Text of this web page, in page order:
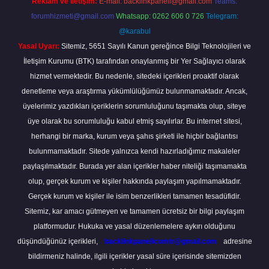
forumhizmeti@gmail.com Whatsapp: 0262 606 0 726 Telegram:
@karabul
Yasal Uyarı: Sitemiz, 5651 Sayılı Kanun gereğince Bilgi Teknolojileri ve
İletişim Kurumu (BTK) tarafından onaylanmış bir Yer Sağlayıcı olarak
hizmet vermektedir. Bu nedenle, sitedeki içerikleri proaktif olarak
denetleme veya araştırma yükümlülüğümüz bulunmamaktadır. Ancak,
üyelerimiz yazdıkları içeriklerin sorumluluğunu taşımakta olup, siteye
üye olarak bu sorumluluğu kabul etmiş sayılırlar. Bu internet sitesi,
herhangi bir marka, kurum veya şahıs şirketi ile hiçbir bağlantısı
bulunmamaktadır. Sitede yalnızca kendi hazırladığımız makaleler
paylaşılmaktadır. Burada yer alan içerikler haber niteliği taşımamakta
olup, gerçek kurum ve kişiler hakkında paylaşım yapılmamaktadır.
Gerçek kurum ve kişiler ile isim benzerlikleri tamamen tesadüfidir.
Sitemiz, kar amacı gütmeyen ve tamamen ücretsiz bir bilgi paylaşım
platformudur. Hukuka ve yasal düzenlemelere aykırı olduğunu
düşündüğünüz içerikleri,
backlinkpanelicomtr@gmail.com
adresine
bildirmeniz halinde, ilgili içerikler yasal süre içerisinde sitemizden